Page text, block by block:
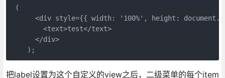
(
<div style={{ width: '100%', height:
        <text>test</text>
      </div>
把label设置为这个自定义的view之后，二级菜单的每个item